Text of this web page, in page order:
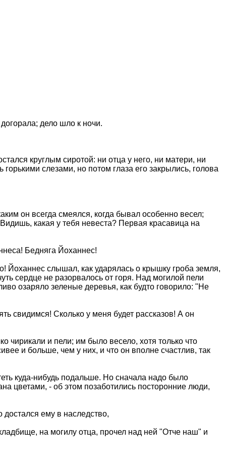
дело шло к ночи.
круглым сиротой: ни отца у него, ни матери, ни
слезами, но потом глаза его закрылись, голова
он всегда смеялся, когда бывал особенно весел;
какая у тебя невеста? Первая красавица на
Бедняга Йоханнес!
Йоханнес слышал, как ударялась о крышку гроба земля,
сердце не разорвалось от горя. Над могилой пели
озаряло зеленые деревья, как будто говорило: "Не
свидимся! Сколько у меня будет рассказов! А он
чирикали и пели; им было весело, хотя только что
и больше, чем у них, и что он вполне счастлив, так
куда-нибудь подальше. Но сначала надо было
цветами, - об этом позаботились посторонние люди,
достался ему в наследство,
на могилу отца, прочел над ней "Отче наш" и